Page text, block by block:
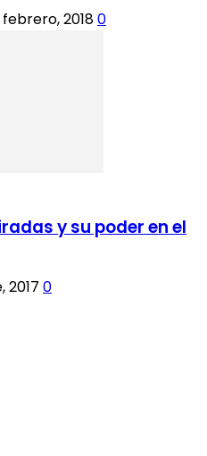
20180
y su poder en el
2017 0